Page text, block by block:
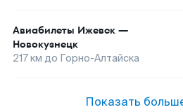
Авиабилеты Ижевск —
Новокузнецк
217км до Горно-Алтайска
Показать